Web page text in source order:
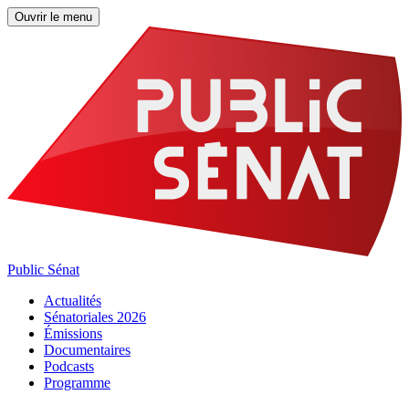
Ouvrir le menu
Public Sénat
Actualités
Sénatoriales 2026
Émissions
Documentaires
Podcasts
Programme